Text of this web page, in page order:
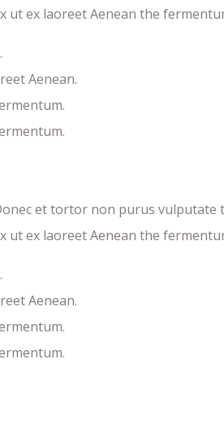
ut ex laoreet Aenean the
Aenean.
et tortor non purus vulputate
ut ex laoreet Aenean the
Aenean.